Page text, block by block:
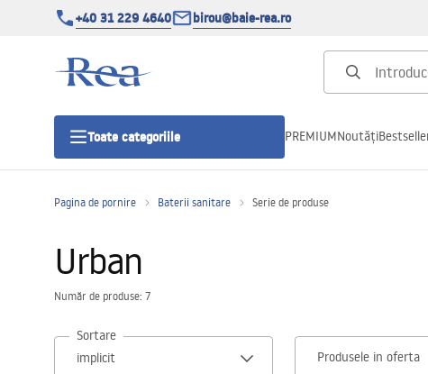
+40 31 229 4640 birou@baie-rea.ro
Toate categoriile
Usi pentru cabine de dus
PREMIUMNoutăți
Pagina de pornire Baterii sanitare Serie de produse
Urban
Număr de produse: 7
Sortare
Produsele in oferta